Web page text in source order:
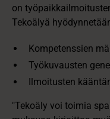
on
Tekoälyä
Kompetenssien
Työkuvausten
Ilmoitusten
"Tekoäly voi toimia